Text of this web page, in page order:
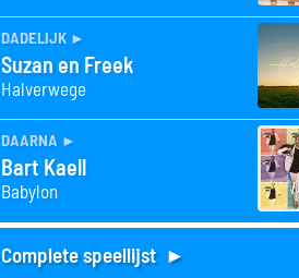
dadelijk ►
Suzan en Freek
Halverwege
daarna ►
Bart Kaell
Babylon
Complete speellijst ►